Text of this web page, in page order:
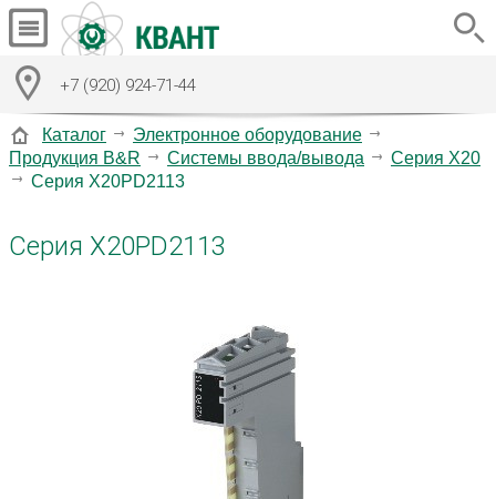
+7 (920) 924-71-44
Каталог
Электронное оборудование
Продукция B&R
Системы ввода/вывода
Серия X20
Серия X20PD2113
Серия X20PD2113